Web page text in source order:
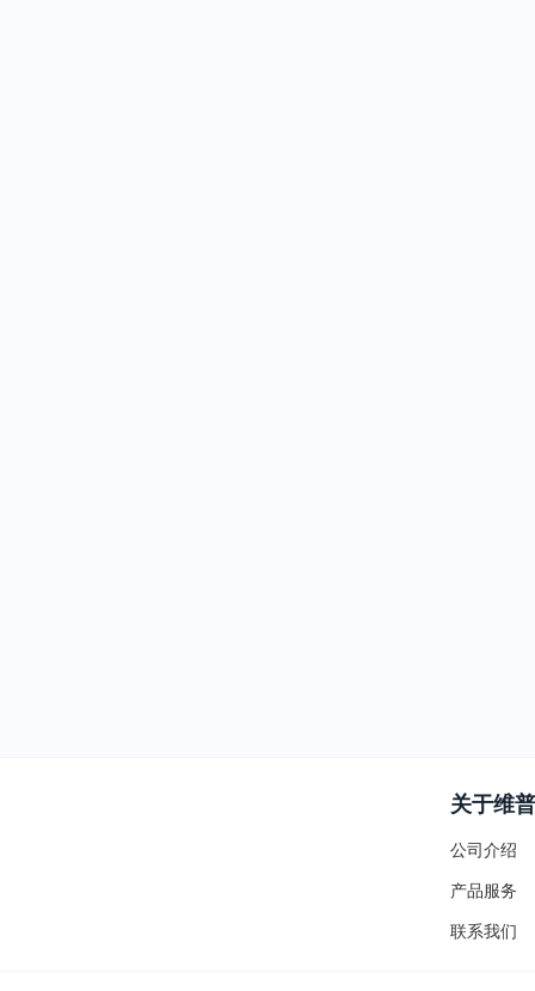
关于维普
公司介绍
产品服务
联系我们